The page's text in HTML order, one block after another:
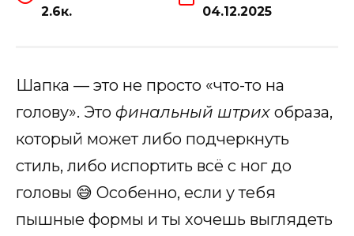
2.6к. 04.12.2025
Шапка — это не просто «что-то на
голову». Это финальный штрих образа,
который может либо подчеркнуть
стиль, либо испортить всё с ног до
головы 😅 Особенно, если у тебя
пышные формы и ты хочешь выглядеть